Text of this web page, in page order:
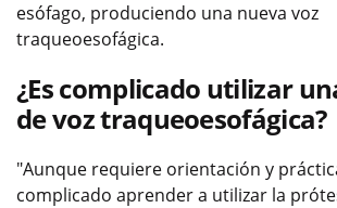
esófago, produciendo una nueva voz
traqueoesofágica.
¿Es complicado utilizar
de voz traqueoesofágica?
"Aunque requiere orientación y
complicado aprender a utilizar la